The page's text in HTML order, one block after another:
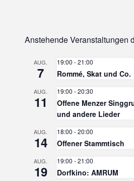
Beiträge
Anstehende Veranstaltungen
AUG.
7
19:00 -21:00
Rommé, Skat und Co.
AUG.
11
19:00 -20:30
Offene Menzer
und andere Lieder
AUG.
14
18:00 -20:00
Offener Stammtisch
AUG.
19
19:00 -21:00
Dorfkino: AMRUM